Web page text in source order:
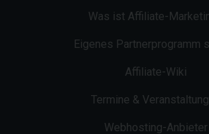
Was ist Affiliate-
Eigenes Partnerprogramm
Affiliate-Wiki
Termine &
Webhosting-Anbieter